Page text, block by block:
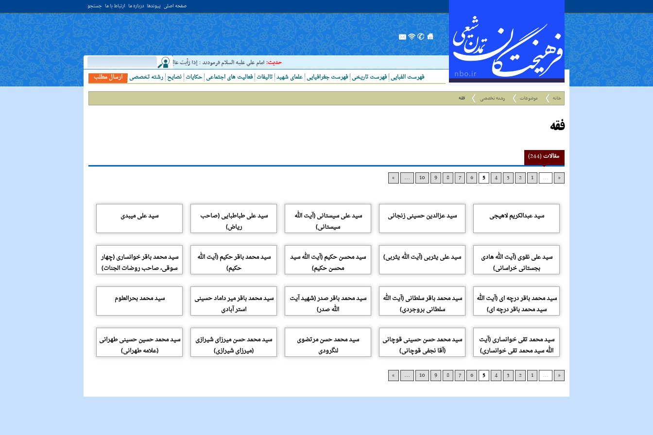
صفحه اصلی پیوندها درباره ما ارتباط با ما جستجو
حدیث:امام علي عليه السلام فرمودند : إذا رَأيتَ عالِما فَکُن لَهُ خادِما ؛ هرگاه دانشمندى ديدى، به او خدمت کن. ( غررالحکم ح ۴۰۴۴ )
ارسال مطلب
رشته تخصصی نصایح حکایات فعالیت های اجتماعی تالیفات علمای شهید فهرست جغرافیایی فهرست تاریخی فهرست الفبایی
خانه موضوعات رشته تخصصی فقه
فقه
مقالات(244)
«
...
1
2
3
4
5
6
7
8
9
10
...
»
سید عبدالکریم لاهیجی سید عزالدین حسینی زنجانی
سید علی سیستانی (آیت الله
سیستانی)
سید علی طباطبایی (صاحب
ریاض)
سید علی میبدی
سید علی نقوی (آیت الله هادی
بجستانی خراسانی)
سید علی یثربی (آیت الله یثربی)
سید محسن حکیم (آیت الله سید
محسن حکیم)
سید محمد باقر حکیم (آیت الله
حکیم)
سید محمد باقر خوانساری (چهار
سوقی، صاحب روضات الجنات)
سید محمد باقر درچه ای (آیت الله
سید محمد باقر درچه ای)
سید محمد باقر سلطانی (آیت الله
سلطانی بروجردی)
سید محمد باقر صدر (شهید آیت
الله صدر)
سید محمد باقر میر داماد حسینی
استر آبادی
سید محمد بحرالعلوم
سید محمد تقی خوانساری (آیت
الله سید محمد تقی خوانساری)
سید محمد حسن حسینی قوچانی
(آقا نجفی قوچانی)
سید محمد حسن مرتضوی
لنگرودی
سید محمد حسن میرزای شیرازی
(میرزای شیرازی)
سید محمد حسین حسینی طهرانی
(علامه طهرانی)
«
...
1
2
3
4
5
6
7
8
9
10
...
»